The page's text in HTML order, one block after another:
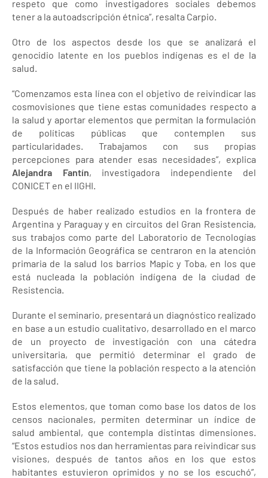
respeto que como investigadores sociales debemos
tener a la autoadscripción étnica”, resalta Carpio.
Otro de los aspectos desde los que se analizará el
genocidio latente en los pueblos indígenas es el de la
salud.
“Comenzamos esta línea con el objetivo de reivindicar las
cosmovisiones que tiene estas comunidades respecto a
la salud y aportar elementos que permitan la formulación
de políticas públicas que contemplen sus
particularidades. Trabajamos con sus propias
percepciones para atender esas necesidades”, explica
Alejandra Fantín, investigadora independiente del
CONICET en el IIGHI.
Después de haber realizado estudios en la frontera de
Argentina y Paraguay y en circuitos del Gran Resistencia,
sus trabajos como parte del Laboratorio de Tecnologías
de la Información Geográfica se centraron en la atención
primaria de la salud los barrios Mapic y Toba, en los que
está nucleada la población indígena de la ciudad de
Resistencia.
Durante el seminario, presentará un diagnóstico realizado
en base a un estudio cualitativo, desarrollado en el marco
de un proyecto de investigación con una cátedra
universitaria, que permitió determinar el grado de
satisfacción que tiene la población respecto a la atención
de la salud.
Estos elementos, que toman como base los datos de los
censos nacionales, permiten determinar un índice de
salud ambiental, que contempla distintas dimensiones.
“Estos estudios nos dan herramientas para reivindicar sus
visiones, después de tantos años en los que estos
habitantes estuvieron oprimidos y no se los escuchó”,